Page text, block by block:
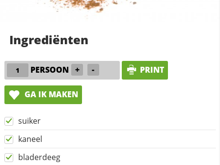
Ingrediënten
PERSOON + - PRINT
GA IK MAKEN
suiker
kaneel
bladerdeeg